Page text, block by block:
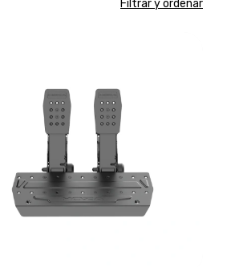
Filtrar y ordenar